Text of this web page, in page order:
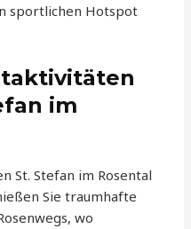
sportlichen Hotspot
im
St. Stefan im Rosental
Sie traumhafte
wo